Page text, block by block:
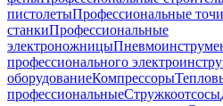
пистолетыПрофессиональные
станкиПрофессиональные
электроножницы
профессионального
оборудованиеКомпрессоры
профессиональныеСтружкоотсосы